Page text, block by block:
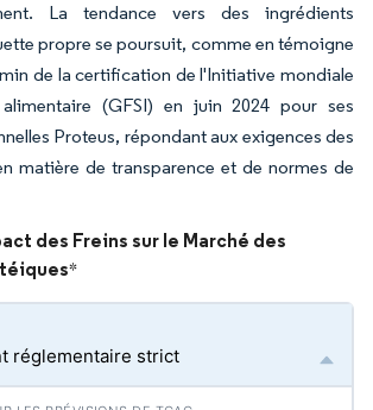
La tendance vers des ingrédients
propre se poursuit, comme en témoigne
de la certification de l'Initiative mondiale
(GFSI) en juin 2024 pour ses
Proteus, répondant aux exigences des
matière de transparence et de normes de
des Freins sur le Marché des
*
réglementaire strict